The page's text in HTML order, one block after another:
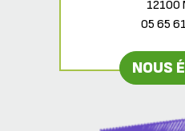
12100
05 65
NOUS